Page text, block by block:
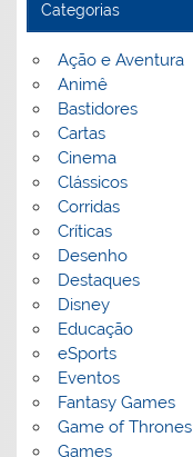
Categorias
Ação e Aventura
Animê
Bastidores
Cartas
Cinema
Clássicos
Corridas
Críticas
Desenho
Destaques
Disney
Educação
eSports
Eventos
Fantasy Games
Game of Thrones
Games